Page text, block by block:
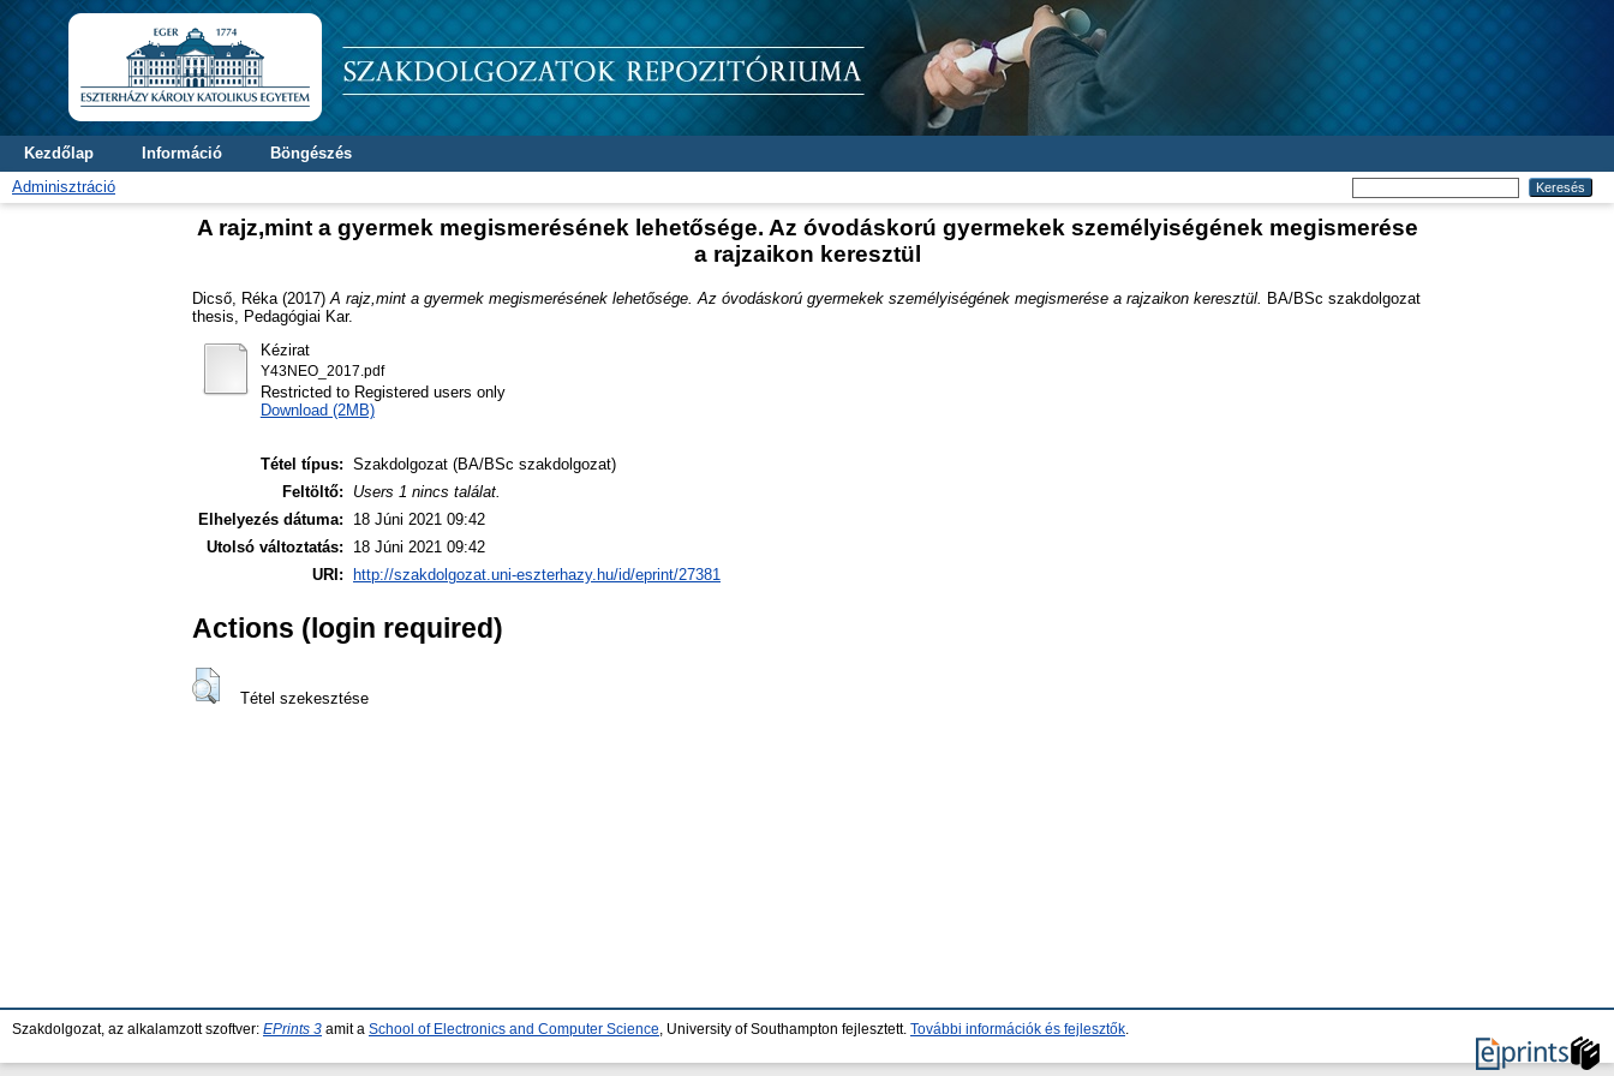
Kezdőlap Információ
Böngészés
Adminisztráció
A rajz,mint a gyermek megismerésének lehetősége. Az óvodáskorú gyermekek személyiségének megismerése
a rajzaikon keresztül
Dicső, Réka (2017) A rajz,mint a gyermek megismerésének lehetősége. Az óvodáskorú gyermekek személyiségének megismerése a rajzaikon keresztül.
BA/BSc szakdolgozat
thesis, Pedagógiai Kar.
Kézirat
Y43NEO_2017.pdf
Restricted to Registered users only
Download (2MB)
Tétel típus: Szakdolgozat (BA/BSc szakdolgozat)
Feltöltő:
Users 1 nincs találat.
Elhelyezés dátuma:
18 Júni 2021 09:42
Utolsó változtatás:
18 Júni 2021 09:42
URI:
http://szakdolgozat.uni-eszterhazy.hu/id/eprint/27381
Actions (login required)
Tétel szekesztése
Szakdolgozat, az alkalamzott szoftver: EPrints 3 amit a School of Electronics and Computer Science , University of Southampton fejlesztett. További információk és fejlesztők